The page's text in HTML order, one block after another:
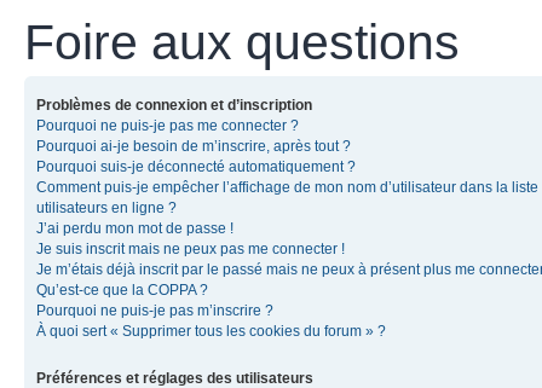
Foire aux questions
Problèmes de connexion et d’inscription
Pourquoi ne puis-je pas me connecter ?
Pourquoi ai-je besoin de m’inscrire, après tout ?
Pourquoi suis-je déconnecté automatiquement ?
Comment puis-je empêcher l’affichage de mon nom d’utilisateur dans la liste
utilisateurs en ligne ?
J’ai perdu mon mot de passe !
Je suis inscrit mais ne peux pas me connecter !
Je m’étais déjà inscrit par le passé mais ne peux à présent plus me
Qu’est-ce que la COPPA ?
Pourquoi ne puis-je pas m’inscrire ?
À quoi sert « Supprimer tous les cookies du forum » ?
Préférences et réglages des utilisateurs